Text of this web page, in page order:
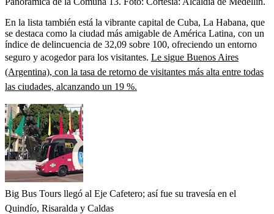
En la lista también está la vibrante capital de Cuba, La Habana, que
se destaca como la ciudad más amigable de América Latina, con un
índice de delincuencia de 32,09 sobre 100, ofreciendo un entorno
seguro y acogedor para los visitantes. Le sigue Buenos Aires
(Argentina), con la tasa de retorno de visitantes más alta entre todas
las ciudades, alcanzando un 19 %.
Big Bus Tours llegó al Eje Cafetero; así fue su travesía en el
Quindío, Risaralda y Caldas